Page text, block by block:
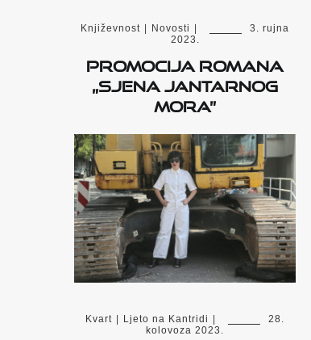
Književnost Novosti
3. rujna
2023.
Promocija romana
„Sjena Jantarnog
mora”
Kvart | Ljeto na Kantridi |
28.
kolovoza 2023.